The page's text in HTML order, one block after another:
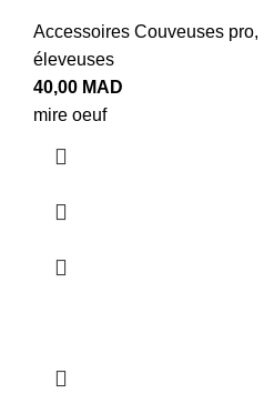
Accessoires Couveuses pro,
éleveuses
40,00 MAD
mire oeuf